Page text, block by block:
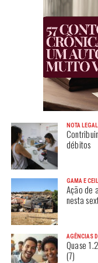
NOTA LEGAL
débitos
GAMA E
Ação de
nesta
AGÊNCIAS
Quase
(7)